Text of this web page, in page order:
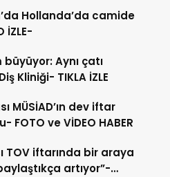
Hollanda’da camide
İZLE-
Aynı çatı
Kliniği- TIKLA İZLE
MÜSİAD’ın dev iftar
FOTO ve VİDEO HABER
TOV iftarında bir araya
artıyor”-